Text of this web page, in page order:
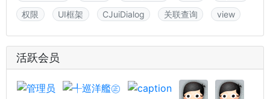
权限
UI框架 CJuiDialog 关联查询 view
活跃会员